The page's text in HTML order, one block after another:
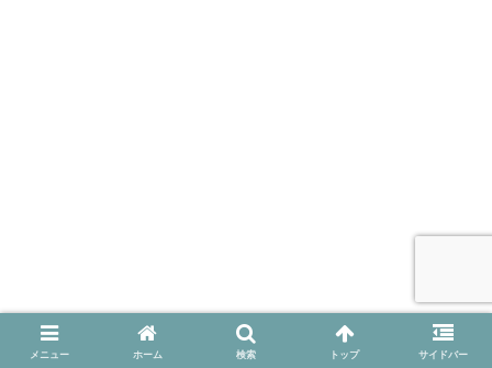
メニュー ホーム 検索 トップ サイドバー